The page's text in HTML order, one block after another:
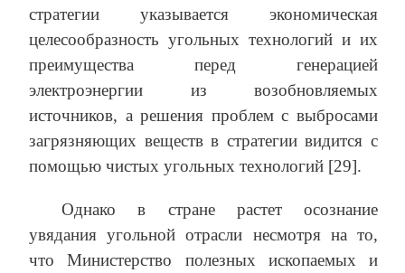
стратегии указывается экономическая
целесообразность угольных технологий и их
преимущества перед генерацией
электроэнергии из возобновляемых
источников, а решения проблем с выбросами
загрязняющих веществ в стратегии видится с
помощью чистых угольных технологий [29].
Однако в стране растет осознание
увядания угольной отрасли несмотря на то,
что Министерство полезных ископаемых и